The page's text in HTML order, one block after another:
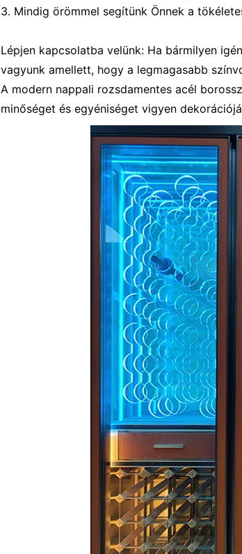
3. Mindig örömmel segítünk Önnek a
Lépjen kapcsolatba velünk: Ha bármilyen
vagyunk amellett, hogy a legmagasabb
A modern nappali rozsdamentes acél
minőséget és egyéniséget vigyen